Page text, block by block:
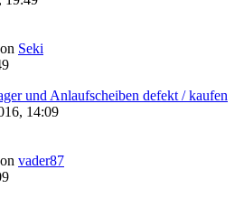
Seki
und Anlaufscheiben defekt / kaufen
14:09
vader87